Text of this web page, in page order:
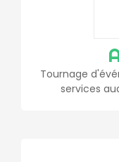
Tournage
services